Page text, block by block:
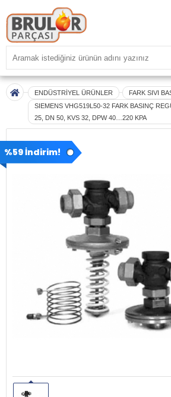
ENDÜSTRİYEL ÜRÜNLER
FARK SIVI
SIEMENS VHG519L50-32 FARK BASINÇ
25, DN 50, KVS 32, DPW 40…220 KPA
%59 İndirim!